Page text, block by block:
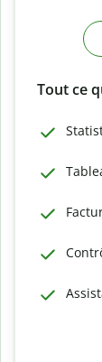
Tout ce